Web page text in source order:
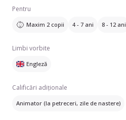
Pentru
Maxim 2 copii 4 - 7 ani 8 - 12 ani
Limbi vorbite
Engleză
Calificări adiționale
Animator (la petreceri, zile de nastere)